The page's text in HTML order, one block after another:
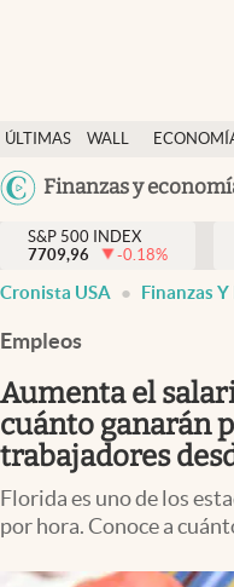
ÚLTIMAS
NOTICIAS
WALL
DÓLAR
Finanzas y
Finanzas y economía
Wall Street y dólar
Inmigración
Espiritual
Streaming
PC y mobile
S&P 500 INDEX
7709,96
-0.18%
Cronista USA Finanzas
Empleos
Aumenta el
cuánto ganarán
trabajadores
Florida es uno de los
por hora. Conoce a